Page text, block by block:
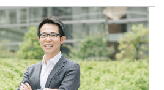
住宅ローン金利に与える影響を解説します。